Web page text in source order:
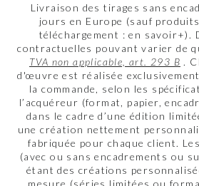
Livraison des tirages sans
jours en Europe (sauf
téléchargement : en savoir+).
contractuelles pouvant varier de
TVA non applicable, art. 293 B .
d'œuvre est réalisée
la commande, selon les
l’acquéreur (format, papier,
dans le cadre d’une édition
une création nettement
fabriquée pour chaque client.
(avec ou sans encadrements ou
étant des créations
mesure (séries limitées ou